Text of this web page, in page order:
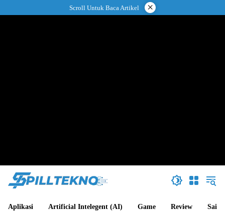
ke
Scroll Untuk Baca Artikel ×
Aplikasi Artificial Intelegent (AI) Game Review Sains